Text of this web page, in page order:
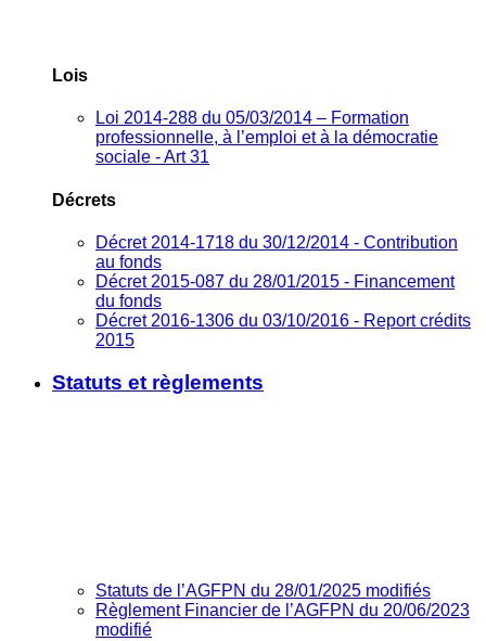
Lois
Loi 2014-288 du 05/03/2014 – Formation
professionnelle, à l’emploi et à la démocratie
sociale - Art 31
Décrets
Décret 2014-1718 du 30/12/2014 - Contribution
au fonds
Décret 2015-087 du 28/01/2015 - Financement
du fonds
Décret 2016-1306 du 03/10/2016 - Report crédits
2015
Statuts et règlements
Statuts de l’AGFPN du 28/01/2025 modifiés
Règlement Financier de l’AGFPN du 20/06/2023
modifié